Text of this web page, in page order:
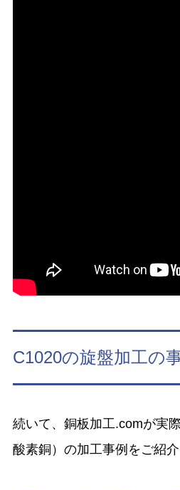
C1020の旋盤加工の
続いて、銅板加工.comが実
酸素銅）の加工事例をご紹介